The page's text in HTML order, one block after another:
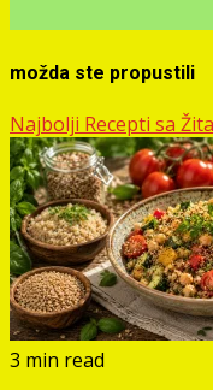
možda ste propustili
Najbolji Recepti sa
3 min read